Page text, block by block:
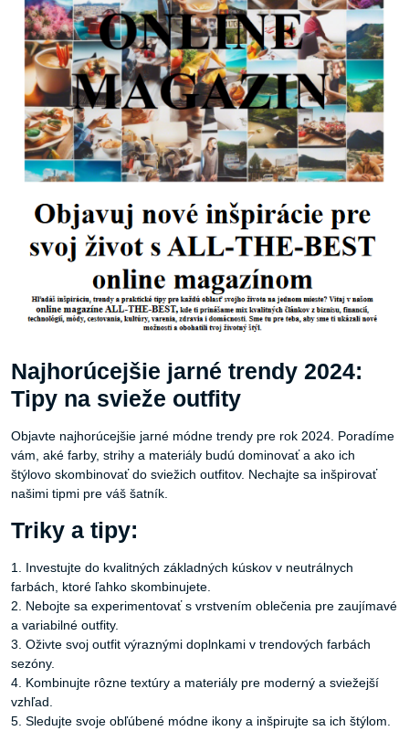
Najhorúcejšie jarné trendy 2024:
Tipy na svieže outfity
Objavte najhorúcejšie jarné módne trendy pre rok 2024. Poradíme
vám, aké farby, strihy a materiály budú dominovať a ako ich
štýlovo skombinovať do sviežich outfitov. Nechajte sa inšpirovať
našimi tipmi pre váš šatník.
Triky a tipy:
1. Investujte do kvalitných základných kúskov v neutrálnych
farbách, ktoré ľahko skombinujete.
2. Nebojte sa experimentovať s vrstvením oblečenia pre zaujímavé
a variabilné outfity.
3. Oživte svoj outfit výraznými doplnkami v trendových farbách
sezóny.
4. Kombinujte rôzne textúry a materiály pre moderný a sviežejší
vzhľad.
5. Sledujte svoje obľúbené módne ikony a inšpirujte sa ich štýlom.